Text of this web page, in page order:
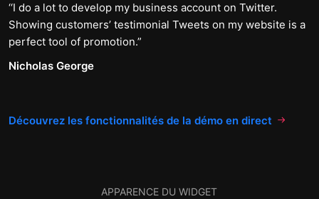
I do a lot to develop my business account on Twitter.
Showing customers’ testimonial Tweets on my website is a
perfect tool of promotion.
Nicholas George
Découvrez les fonctionnalités de la démo en direct
APPARENCE DU WIDGET